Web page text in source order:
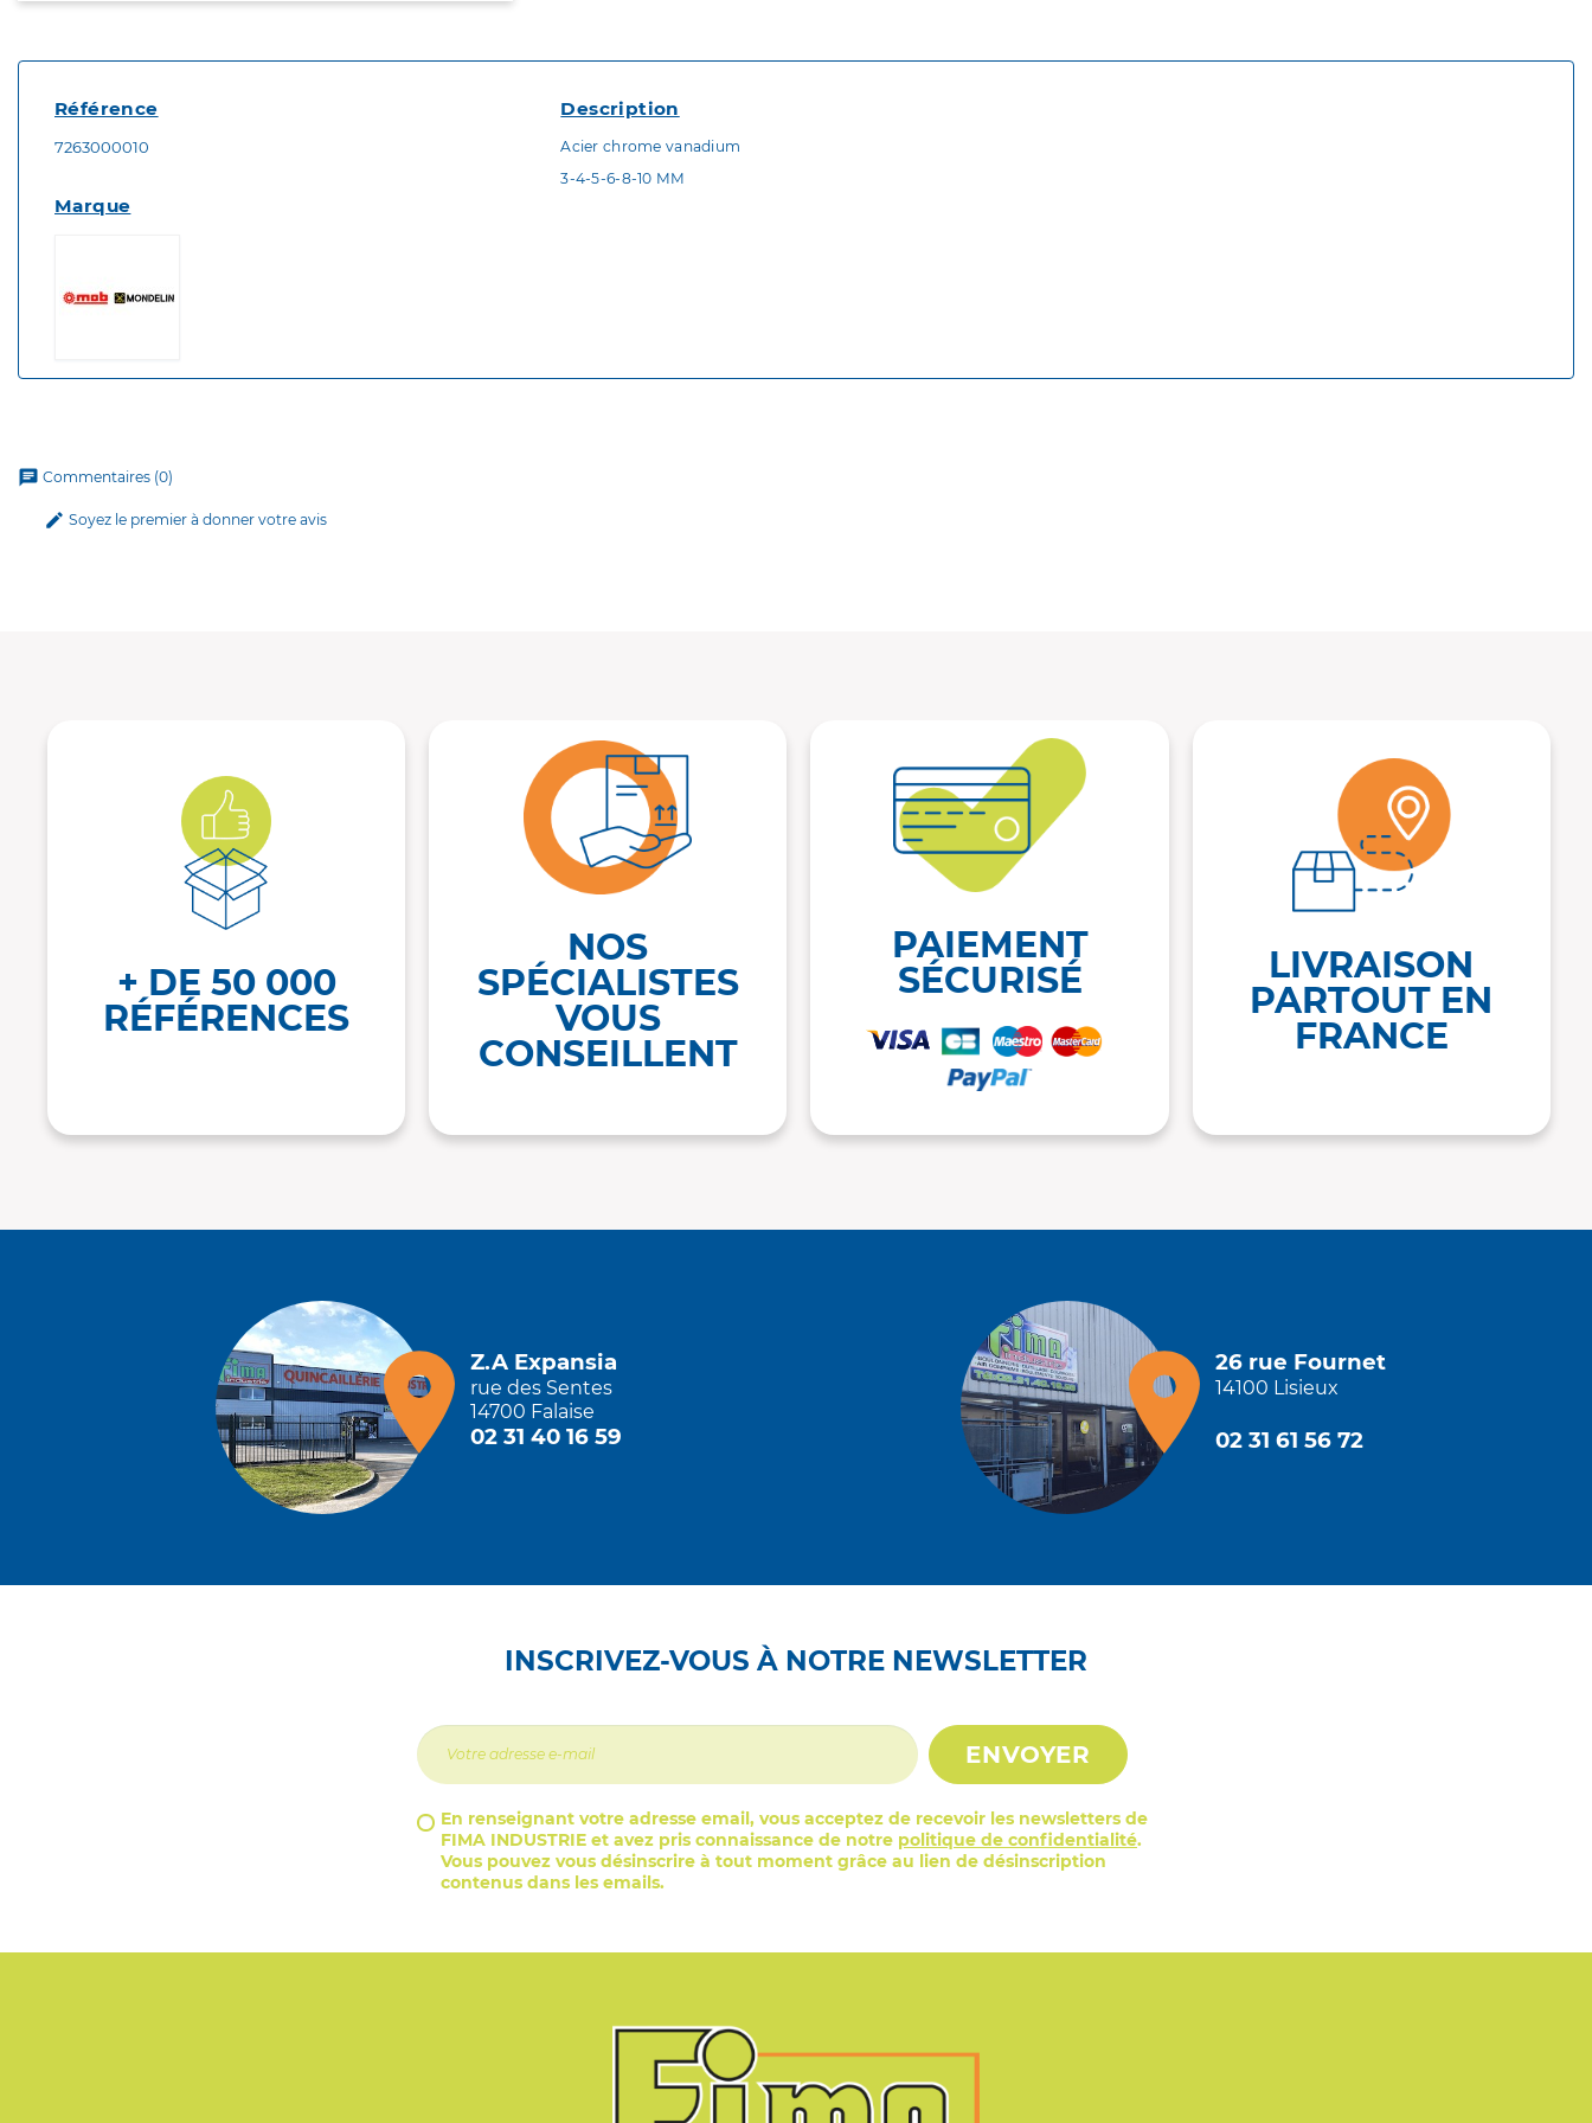
Description
Acier chrome vanadium
3-4-5-6-8-10 MM
Référence
7263000010
Marque
chat Commentaires (0)
edit Soyez le premier à donner votre avis
+ DE 50 000
RÉFÉRENCES
NOS
SPÉCIALISTES
VOUS
CONSEILLENT
PAIEMENT
SÉCURISÉ
LIVRAISON
PARTOUT EN
FRANCE
Z.A Expansia
rue des Sentes
14700 Falaise
02 31 40 16 59
26 rue Fournet
14100 Lisieux
02 31 61 56 72
INSCRIVEZ-VOUS À NOTRE NEWSLETTER
ENVOYER
En renseignant votre adresse email, vous acceptez de recevoir les newsletters de
FIMA INDUSTRIE et avez pris connaissance de notre politique de confidentialité.
Vous pouvez vous désinscrire à tout moment grâce au lien de désinscription
contenus dans les emails.